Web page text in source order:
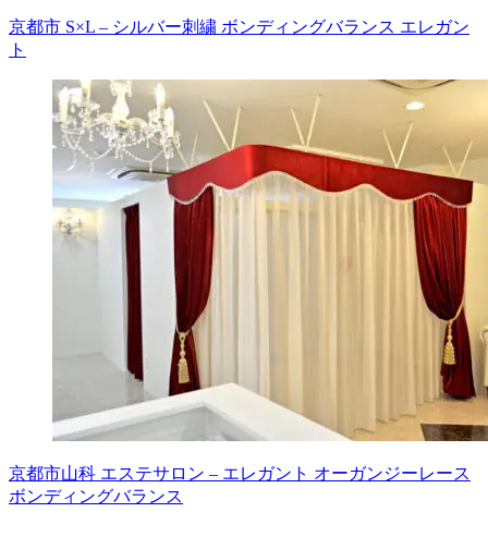
京都市 S×L – シルバー刺繍 ボンディングバランス エレガン
ト
京都市山科 エステサロン – エレガント オーガンジーレース
ボンディングバランス